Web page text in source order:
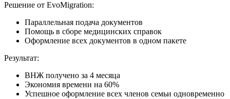
Решение от EvoMigration:
Параллельная подача документов
Помощь в сборе медицинских справок
Оформление всех документов в одном пакете
Результат:
ВНЖ получено за 4 месяца
Экономия времени на 60%
Успешное оформление всех членов семьи одновременно